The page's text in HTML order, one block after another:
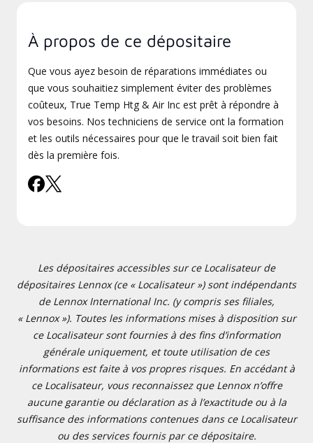
À propos de ce dépositaire
Que vous ayez besoin de réparations immédiates ou
que vous souhaitiez simplement éviter des problèmes
coûteux, True Temp Htg & Air Inc est prêt à répondre à
vos besoins. Nos techniciens de service ont la formation
et les outils nécessaires pour que le travail soit bien fait
dès la première fois.
Les dépositaires accessibles sur ce Localisateur de
dépositaires Lennox (ce « Localisateur ») sont indépendants
de Lennox International Inc. (y compris ses filiales,
« Lennox »). Toutes les informations mises à disposition sur
ce Localisateur sont fournies à des fins d’information
générale uniquement, et toute utilisation de ces
informations est faite à vos propres risques. En accédant à
ce Localisateur, vous reconnaissez que Lennox n’offre
aucune garantie ou déclaration as à l’exactitude ou à la
suffisance des informations contenues dans ce Localisateur
ou des services fournis par ce dépositaire.